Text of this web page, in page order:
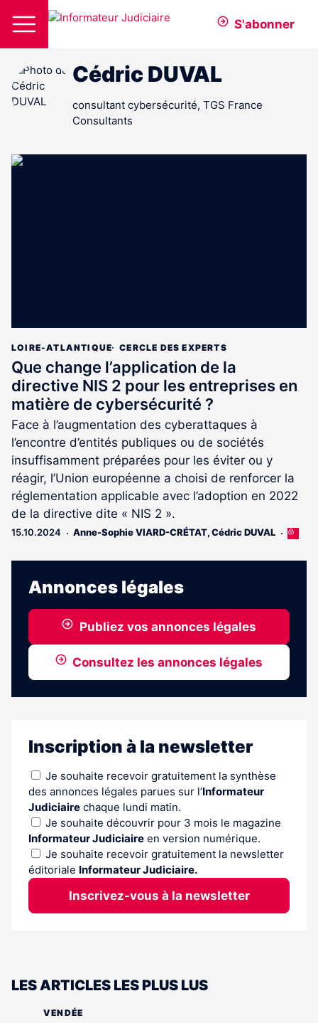
S'abonner
Cédric DUVAL
consultant cybersécurité, TGS France
Consultants
LOIRE-ATLANTIQUE CERCLE DES EXPERTS
Que change l’application de la
directive NIS 2 pour les entreprises en
matière de cybersécurité ?
Face à l’augmentation des cyberattaques à
l’encontre d’entités publiques ou de sociétés
insuffisamment préparées pour les éviter ou y
réagir, l’Union européenne a choisi de renforcer la
réglementation applicable avec l’adoption en 2022
de la directive dite « NIS 2 ».
15.10.2024 Anne-Sophie VIARD-CRÉTAT,Cédric DUVAL
Cet
est
Annonces légales
Publiez vos annonces légales
Consultez les annonces légales
Inscription à la newsletter
Je souhaite recevoir gratuitement la synthèse
des annonces légales parues sur l’Informateur
Judiciaire chaque lundi matin.
Je souhaite découvrir pour 3 mois le magazine
Informateur Judiciaire en version numérique.
Je souhaite recevoir gratuitement la newsletter
éditoriale Informateur Judiciaire.
Inscrivez-vous à la newsletter
LES ARTICLES LES PLUS LUS
VENDÉE